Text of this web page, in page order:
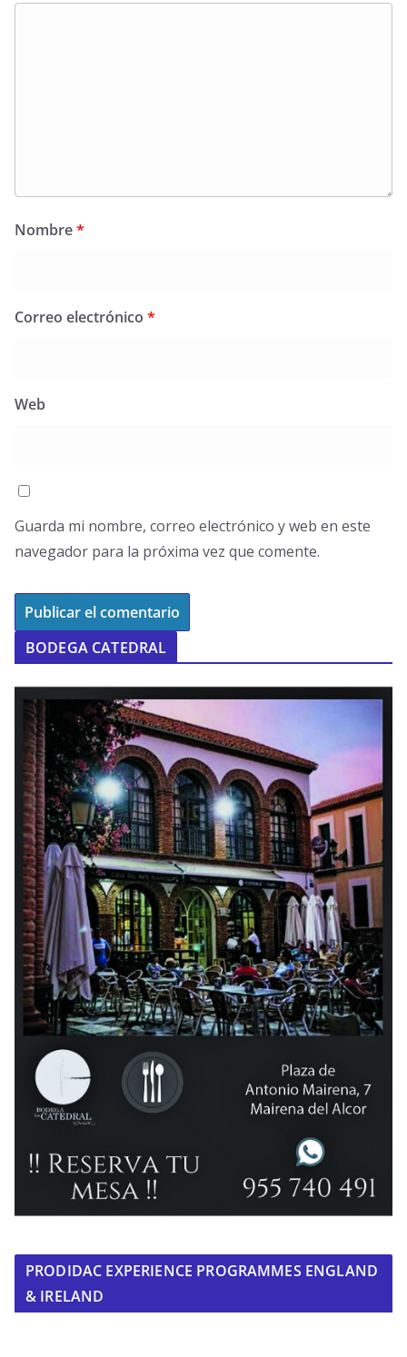
Nombre*
Correo electrónico *
Web
Guarda mi nombre, correo electrónico y web en este
navegador para la próxima vez que comente.
BODEGA CATEDRAL
PRODIDAC EXPERIENCE PROGRAMMES ENGLAND
& IRELAND